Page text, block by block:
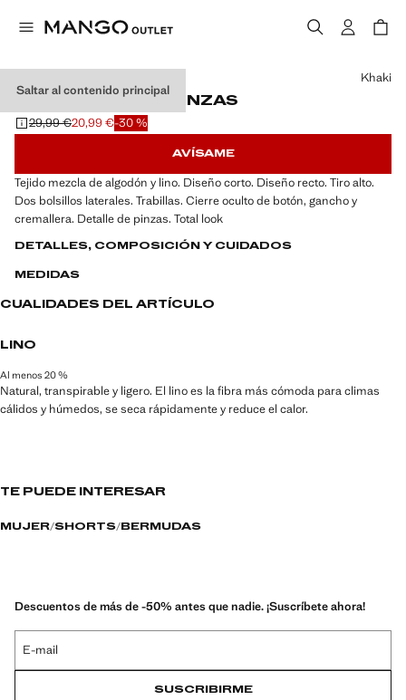
Saltar al contenido principal
BERMUDAS LINO PINZAS
Precio inicial tachado [29,99 € ]
29,99 €
Precio actual [20,99 € ]
20,99 €-30 %
Selecciona un color
Khaki
AVÍSAME
Tejido mezcla de algodón y lino. Diseño corto. Diseño recto. Tiro alto.
Dos bolsillos laterales. Trabillas. Cierre oculto de botón, gancho y
cremallera. Detalle de pinzas. Total look
DETALLES, COMPOSICIÓN Y CUIDADOS
MEDIDAS
CUALIDADES DEL ARTÍCULO
LINO
Al menos 20 %
Natural, transpirable y ligero. El lino es la fibra más cómoda para climas
cálidos y húmedos, se seca rápidamente y reduce el calor.
TE PUEDE INTERESAR
MUJER SHORTS BERMUDAS
Descuentos de más de -50% antes que nadie. ¡Suscríbete ahora!
E-mail
SUSCRIBIRME